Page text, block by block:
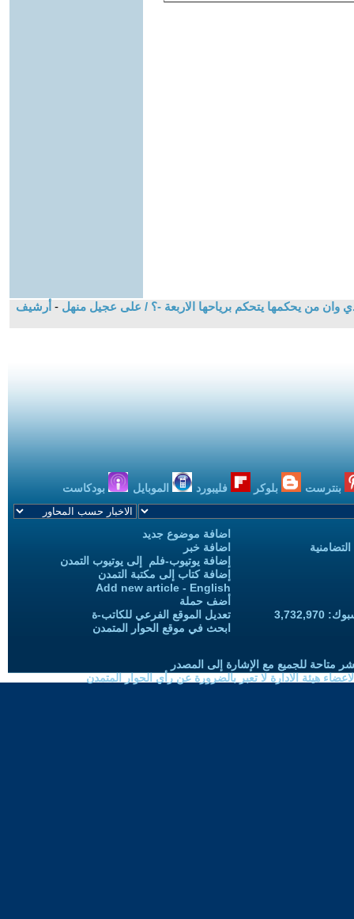
وان من يحكمها يتحكم برياحها الاربعة -؟ / على عجيل منهل - أرشيف
بنترست بلوكر فليبورد الموبايل بودكاست
اضافة موضوع جديد
اضافة خبر
إضافة يوتيوب-فلم إلى يوتيوب التمدن
إضافة كتاب إلى مكتبة التمدن
Add new article - English
أضف حملة
تعديل الموقع الفرعي للكاتب-ة
ابحث في موقع الحوار المتمدن
متاحة للجميع مع الإشارة إلى المصدر
هيئة الادارة لا تعبر بالضرورة عن رأي الحوار المتمدن